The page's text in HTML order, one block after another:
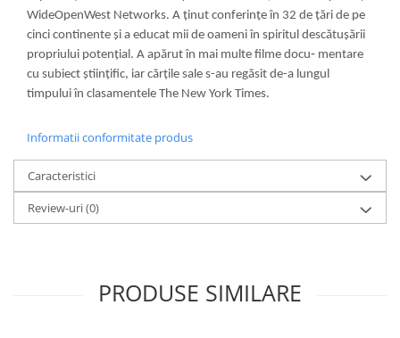
WideOpenWest Networks. A ținut conferințe în 32 de țări de pe
cinci continente și a educat mii de oameni în spiritul descătușării
propriului potențial. A apărut în mai multe filme docu‑ mentare
cu subiect științific, iar cărțile sale s-au regăsit de-a lungul
timpului în clasamentele The New York Times.
Informatii conformitate produs
Caracteristici
Review-uri(0)
PRODUSE SIMILARE